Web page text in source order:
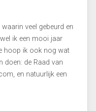
veel gebeurd en
ik een mooi jaar
hoop ik ook nog wat
doen: de Raad van
en natuurlijk een